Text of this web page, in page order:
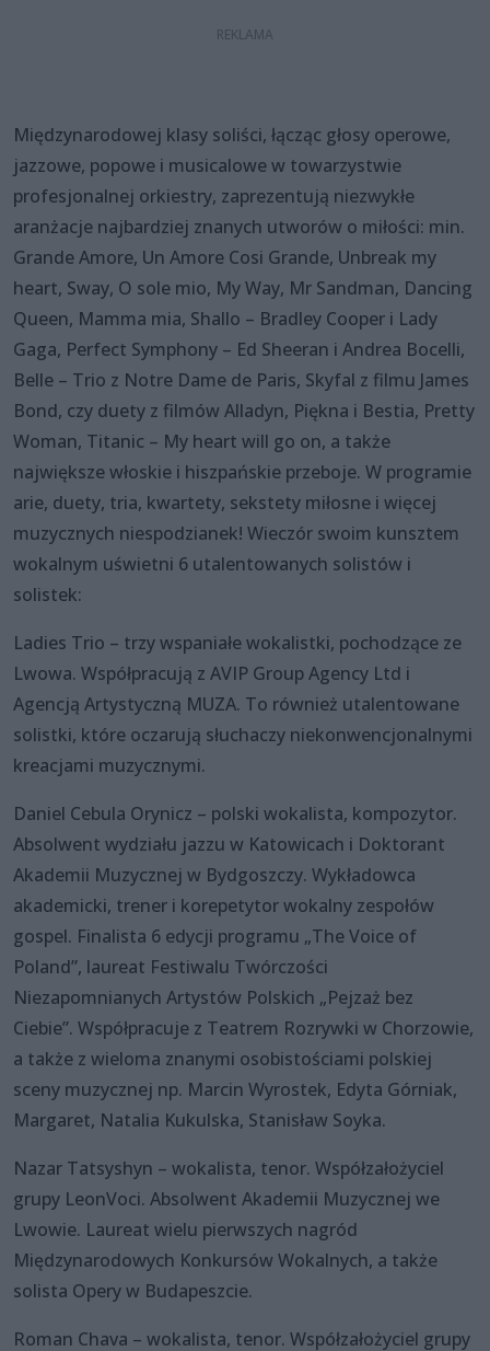
Międzynarodowej klasy soliści, łącząc głosy operowe,
jazzowe, popowe i musicalowe w towarzystwie
profesjonalnej orkiestry, zaprezentują niezwykłe
aranżacje najbardziej znanych utworów o miłości: min.
Grande Amore, Un Amore Cosi Grande, Unbreak my
heart, Sway, O sole mio, My Way, Mr Sandman, Dancing
Queen, Mamma mia, Shallo – Bradley Cooper i Lady
Gaga, Perfect Symphony – Ed Sheeran i Andrea Bocelli,
Belle – Trio z Notre Dame de Paris, Skyfal z filmu James
Bond, czy duety z filmów Alladyn, Piękna i Bestia, Pretty
Woman, Titanic – My heart will go on, a także
największe włoskie i hiszpańskie przeboje. W programie
arie, duety, tria, kwartety, sekstety miłosne i więcej
muzycznych niespodzianek! Wieczór swoim kunsztem
wokalnym uświetni 6 utalentowanych solistów i
solistek:
Ladies Trio – trzy wspaniałe wokalistki, pochodzące ze
Lwowa. Współpracują z AVIP Group Agency Ltd i
Agencją Artystyczną MUZA. To również utalentowane
solistki, które oczarują słuchaczy niekonwencjonalnymi
kreacjami muzycznymi.
Daniel Cebula Orynicz – polski wokalista, kompozytor.
Absolwent wydziału jazzu w Katowicach i Doktorant
Akademii Muzycznej w Bydgoszczy. Wykładowca
akademicki, trener i korepetytor wokalny zespołów
gospel. Finalista 6 edycji programu „The Voice of
Poland”, laureat Festiwalu Twórczości
Niezapomnianych Artystów Polskich „Pejzaż bez
Ciebie”. Współpracuje z Teatrem Rozrywki w Chorzowie,
a także z wieloma znanymi osobistościami polskiej
sceny muzycznej np. Marcin Wyrostek, Edyta Górniak,
Margaret, Natalia Kukulska, Stanisław Soyka.
Nazar Tatsyshyn – wokalista, tenor. Współzałożyciel
grupy LeonVoci. Absolwent Akademii Muzycznej we
Lwowie. Laureat wielu pierwszych nagród
Międzynarodowych Konkursów Wokalnych, a także
solista Opery w Budapeszcie.
Roman Chava – wokalista, tenor. Współzałożyciel grupy